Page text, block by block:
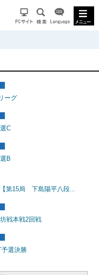
ーグ
C
B
第15局 下島陽平八段...
戦本戦2回戦
選決勝